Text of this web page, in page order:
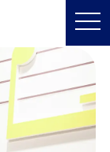
t
o
l
n
a
v
i